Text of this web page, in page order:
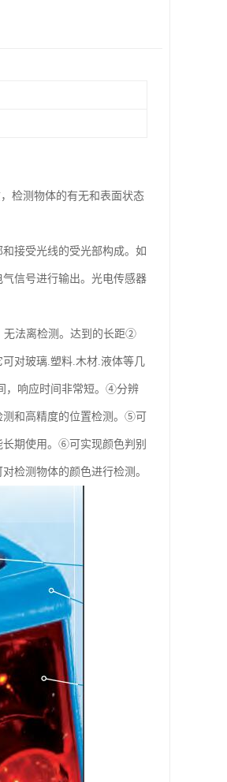
检测物体的有无和表面状态
接受光线的受光部构成。如
信号进行输出。光电传感器
无法离检测。达到的长距②
对玻璃.塑料.木材.液体等几
，响应时间非常短。④分辨
和高精度的位置检测。⑤可
期使用。⑥可实现颜色判别
检测物体的颜色进行检测。